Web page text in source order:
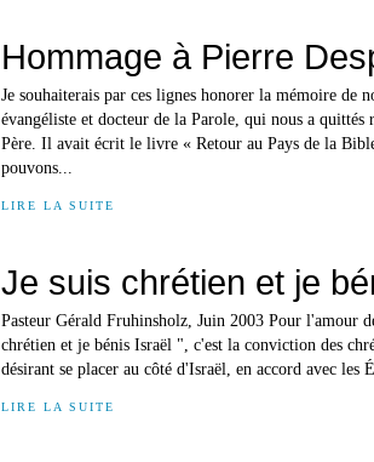
Hommage à Pierre
Je souhaiterais par ces lignes honorer la mémoire de
évangéliste et docteur de la Parole, qui nous a
Père. Il avait écrit le livre « Retour au Pays de la
pouvons...
LIRE LA SUITE
Je suis chrétien et je
Pasteur Gérald Fruhinsholz, Juin 2003 Pour l'amour
chrétien et je bénis Israël ", c'est la conviction des
désirant se placer au côté d'Israël, en accord avec
LIRE LA SUITE